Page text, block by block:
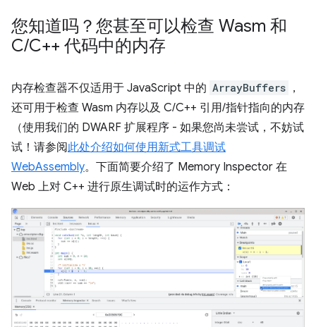
您知道吗？您甚至可以检查 Wasm 和
C/C++ 代码中的内存
内存检查器不仅适用于 JavaScript 中的 ArrayBuffers ，
还可用于检查 Wasm 内存以及 C/C++ 引用/指针指向的内存
（使用我们的 DWARF 扩展程序 - 如果您尚未尝试，不妨试
试！请参阅此处介绍如何使用新式工具调试
WebAssembly。下面简要介绍了 Memory Inspector 在
Web 上对 C++ 进行原生调试时的运作方式：